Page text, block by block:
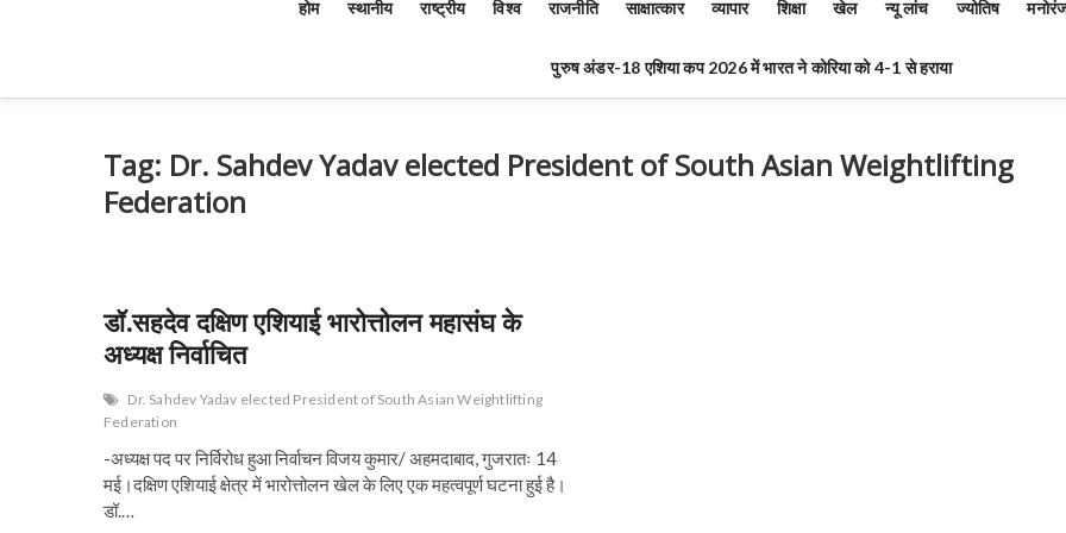
होम स्थानीय राष्ट्रीय विश्व राजनीति साक्षात्कार व्यापार शिक्षा खेल न्यू लांच ज्योतिष
पुरुष अंडर-18 एशिया कप 2026 में भारत ने कोरिया को 4-1 से हराया
Tag: Dr. Sahdev Yadav elected President of South Asian Weightlifting
Federation
डॉ.सहदेव दक्षिण एशियाई भारोत्तोलन महासंघ के
अध्यक्ष निर्वाचित
Dr. Sahdev Yadav elected President of South Asian Weightlifting
Federation
-अध्यक्ष पद पर निर्विरोध हुआ निर्वाचन विजय कुमार/ अहमदाबाद, गुजरातः 14
मई।दक्षिण एशियाई क्षेत्र में भारोत्तोलन खेल के लिए एक महत्वपूर्ण घटना हुई है।
डॉ.…